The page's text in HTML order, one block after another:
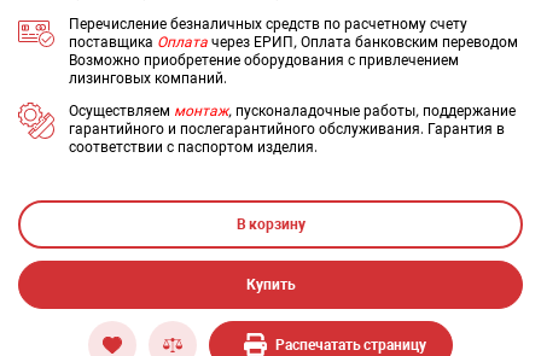
Перечисление безналичных средств по расчетному счету
поставщика Оплата через ЕРИП, Оплата банковским переводом
Возможно приобретение оборудования с привлечением
лизинговых компаний.
Осуществляем монтаж, пусконаладочные работы, поддержание
гарантийного и послегарантийного обслуживания. Гарантия в
соответствии с паспортом изделия.
В корзину
Купить
Распечатать страницу